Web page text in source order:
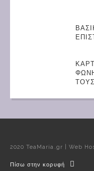
2020 TeaMaria.gr | Web
Πίσω στην κορυφή